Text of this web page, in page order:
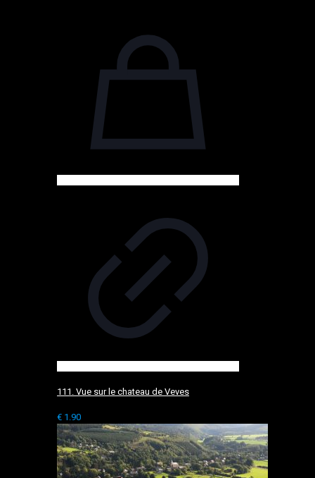
111. Vue sur le chateau de Veves
€ 1.90